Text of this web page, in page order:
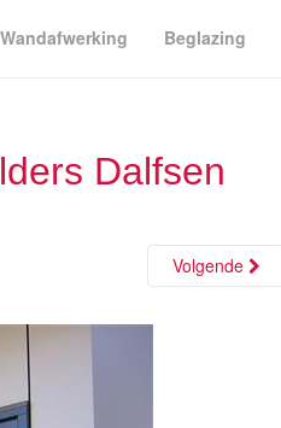
Wandafwerking Beglazing
Dalfsen
Volgende